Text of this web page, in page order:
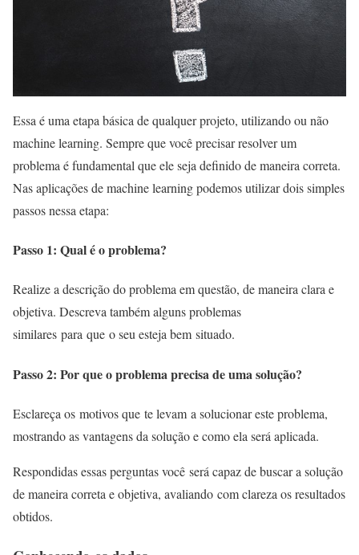
Essa é uma etapa básica de qualquer projeto, utilizando ou não
machine learning. Sempre que você precisar resolver um
problema é fundamental que ele seja definido de maneira correta.
Nas aplicações de machine learning podemos utilizar dois simples
passos nessa etapa:
Passo 1: Qual é o problema?
Realize a descrição do problema em questão, de maneira clara e
objetiva. Descreva também alguns problemas
similares para que o seu esteja bem situado.
Passo 2: Por que o problema precisa de uma solução?
Esclareça os motivos que te levam a solucionar este problema,
mostrando as vantagens da solução e como ela será aplicada.
Respondidas essas perguntas você será capaz de buscar a solução
de maneira correta e objetiva, avaliando com clareza os resultados
obtidos.